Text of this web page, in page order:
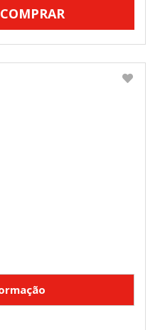
COMPRAR